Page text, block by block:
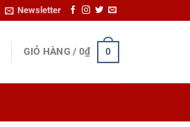
Newsletter
GIỎ HÀNG / 0₫ 0